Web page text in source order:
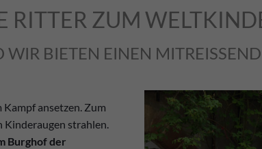
RITTER ZUM
BIETEN EINEN
ansetzen. Zum
strahlen.
Burghof der